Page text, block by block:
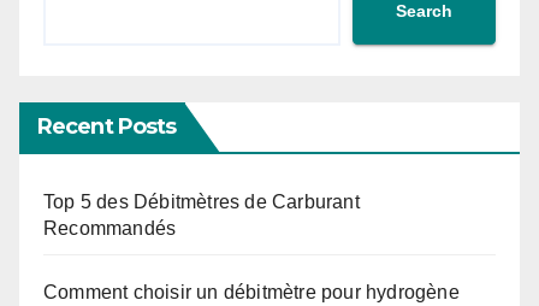
Search
Recent Posts
Top 5 des Débitmètres de Carburant
Recommandés
Comment choisir un débitmètre pour hydrogène